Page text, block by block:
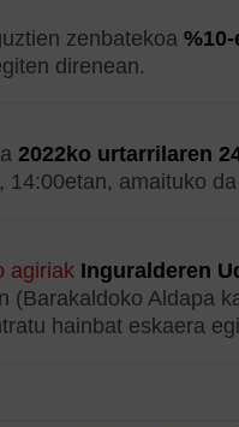
zenbatekoa
direnean.
2022ko urtarrilaren
, 14:00etan, amaituko da
agiriak Inguralderen
(Barakaldoko Aldapa
hainbat eskaera